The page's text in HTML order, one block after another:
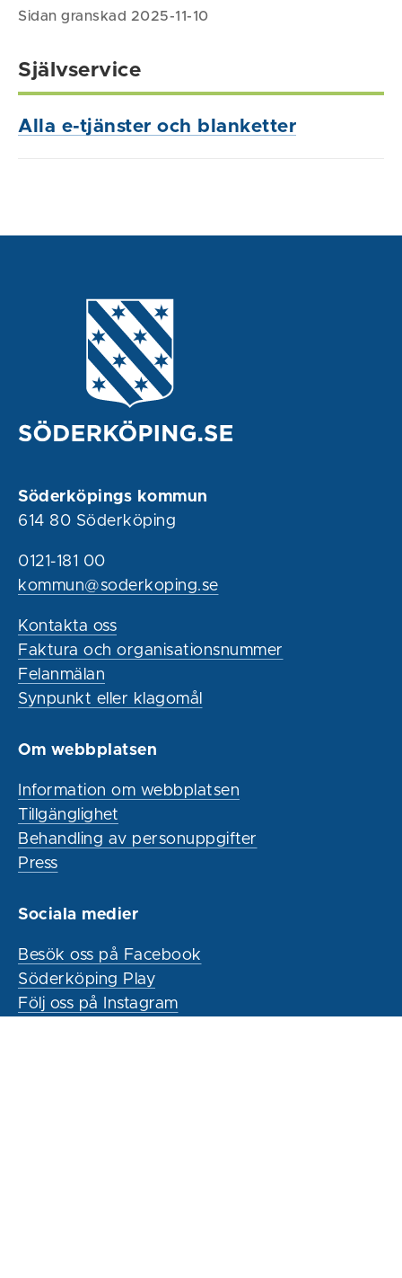
Sidan granskad 2025-11-10
Självservice
Alla e-tjänster och blanketter
Söderköpings kommun
614 80 Söderköping
0121-181 00
kommun@soderkoping.se
Kontakta oss
Faktura och organisationsnummer
Felanmälan
Synpunkt eller klagomål
Om webbplatsen
Information om webbplatsen
Tillgänglighet
Behandling av personuppgifter
Press
Sociala medier
Besök oss på Facebook
Söderköping Play
Följ oss på Instagram